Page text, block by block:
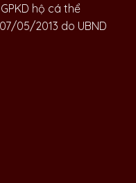
hộ cá thể
05/2013 do UBND